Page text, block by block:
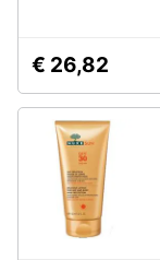
Migliori
prodotti
beauty
Miglior
antirughe
€ 26,82